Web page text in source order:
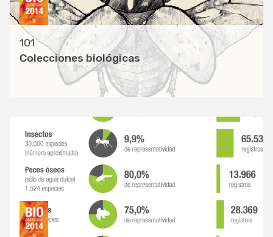
101
Colecciones biológicas